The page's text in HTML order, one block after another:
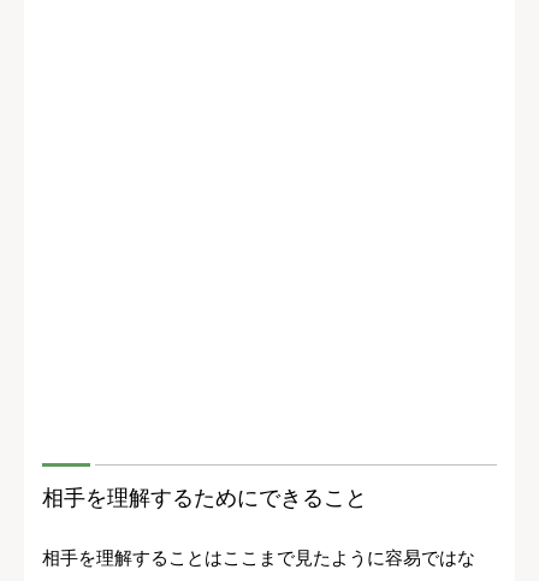
相手を理解するためにできること
相手を理解することはここまで見たように容易ではな